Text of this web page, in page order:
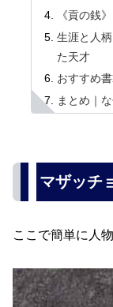
《貢の銭
生涯と人
た天才
おすすめ
まとめ｜
マザッチ
ここで簡単に人物